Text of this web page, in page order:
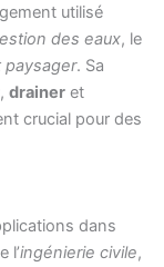
utilisé
des eaux, le
paysager. Sa
, drainer et
crucial pour des
dans
l’ingénierie civile,